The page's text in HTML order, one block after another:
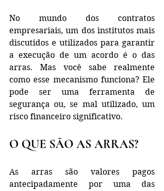
No mundo dos contratos
empresariais, um dos institutos mais
discutidos e utilizados para garantir
a execução de um acordo é o das
arras. Mas você sabe realmente
como esse mecanismo funciona? Ele
pode ser uma ferramenta de
segurança ou, se mal utilizado, um
risco financeiro significativo.
O QUE SÃO AS ARRAS?
As arras são valores pagos
antecipadamente por uma das